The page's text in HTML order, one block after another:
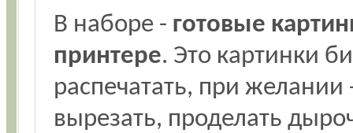
В наборе - готовые
принтере. Это картинки
распечатать, при
вырезать, проделать